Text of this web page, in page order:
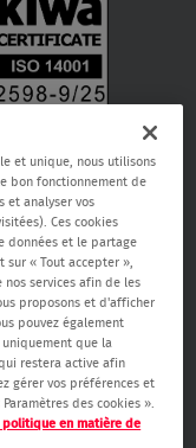
Bruxelles 0459.866.904,
, Entreprise de
intérieures -
de Waterloo 76 1000
et unique, nous utilisons
bon fonctionnement de
et analyser vos
Ces cookies
données et le partage
« Tout accepter »,
services afin de les
proposons et d'afficher
pouvez également
que la
restera active afin
gérer vos préférences et
des cookies ».
politique en matière de